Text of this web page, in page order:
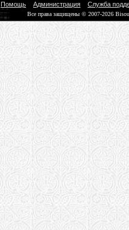
Помощь Администрация Служба
Все права защищены © 2007-2026